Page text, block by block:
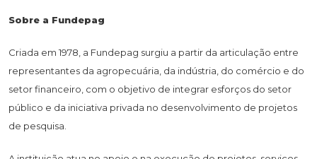
Sobre a Fundepag
Criada em 1978, a Fundepag surgiu a partir da articulação entre
representantes da agropecuária, da indústria, do comércio e do
setor financeiro, com o objetivo de integrar esforços do setor
público e da iniciativa privada no desenvolvimento de projetos
de pesquisa.